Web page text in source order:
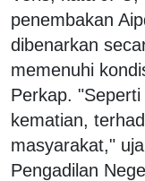
penembakan
dibenarkan
memenuhi
Perkap.
kematian,
masyarakat,"
Pengadilan